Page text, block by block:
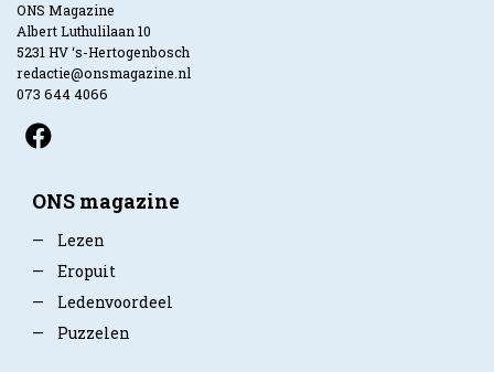
ONS Magazine
Albert Luthulilaan 10
5231 HV ‘s-Hertogenbosch
redactie@onsmagazine.nl
073 644 4066
ONS magazine
—
Lezen
—
Eropuit
—
Ledenvoordeel
—
Puzzelen